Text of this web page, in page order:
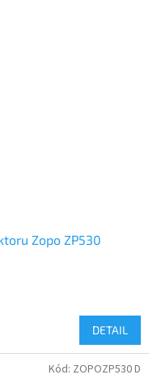
Zopo ZP530
DETAIL
Kód: ZOPOZP530 D